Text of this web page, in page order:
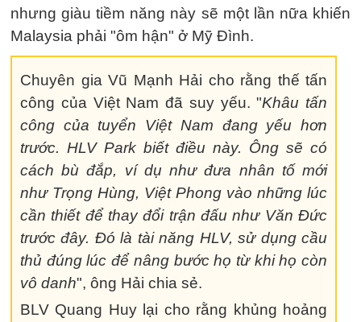
nhưng giàu tiềm năng này sẽ một lần nữa khiến
Malaysia phải "ôm hận" ở Mỹ Đình.
Chuyên gia Vũ Mạnh Hải cho rằng thế tấn
công của Việt Nam đã suy yếu. "Khâu tấn
công của tuyển Việt Nam đang yếu hơn
trước.HLV Park biết điều này. Ông sẽ có
cách bù đắp, ví dụ như đưa nhân tố mới
như Trọng Hùng, Việt Phong vào những lúc
cần thiết để thay đổi trận đấu như Văn Đức
trước đây. Đó là tài năng HLV, sử dụng cầu
thủ đúng lúc để nâng bước họ từ khi họ còn
vô danh", ông Hải chia sẻ.
BLV Quang Huy lại cho rằng khủng hoảng